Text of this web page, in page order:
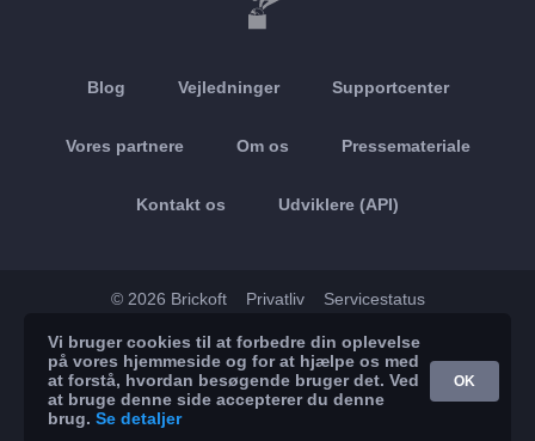
Blog Vejledninger Supportcenter
Vores partnere Om os Pressemateriale
Kontakt os Udviklere (API)
© 2026 Brickoft Privatliv Servicestatus
App Store Google Play
Vi bruger cookies til at forbedre din oplevelse
på vores hjemmeside og for at hjælpe os med
at forstå, hvordan besøgende bruger det. Ved
at bruge denne side accepterer du denne
brug. Se detaljer
OK